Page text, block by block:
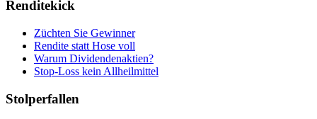
Renditekick
Züchten Sie Gewinner
Rendite statt Hose voll
Warum Dividendenaktien?
Stop-Loss kein Allheilmittel
Stolperfallen